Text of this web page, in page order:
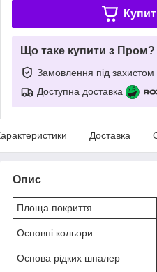
Що таке купити з Пром?
Замовлення під захистом
Доступна доставка
Доставка
Опис
Площа покриття
Основні кольори
Основа рідких шпалер